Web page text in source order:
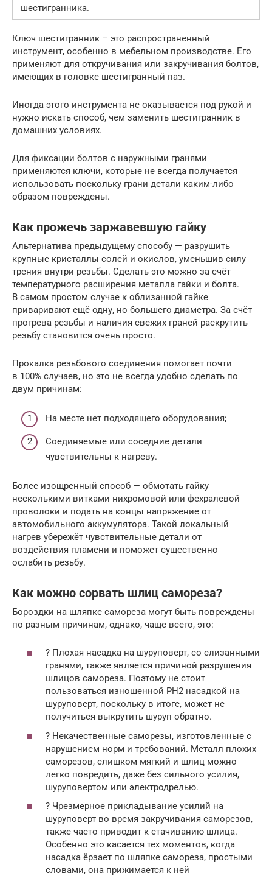
шестигранника.
Ключ шестигранник – это распространенный
инструмент, особенно в мебельном производстве. Его
применяют для откручивания или закручивания болтов,
имеющих в головке шестигранный паз.
Иногда этого инструмента не оказывается под рукой и
нужно искать способ, чем заменить шестигранник в
домашних условиях.
Для фиксации болтов с наружными гранями
применяются ключи, которые не всегда получается
использовать поскольку грани детали каким-либо
образом повреждены.
Как прожечь заржавевшую гайку
Альтернатива предыдущему способу — разрушить
крупные кристаллы солей и окислов, уменьшив силу
трения внутри резьбы. Сделать это можно за счёт
температурного расширения металла гайки и болта.
В самом простом случае к облизанной гайке
приваривают ещё одну, но большего диаметра. За счёт
прогрева резьбы и наличия свежих граней раскрутить
резьбу становится очень просто.
Прокалка резьбового соединения помогает почти
в 100% случаев, но это не всегда удобно сделать по
двум причинам:
На месте нет подходящего оборудования;
Соединяемые или соседние детали
чувствительны к нагреву.
Более изощренный способ — обмотать гайку
несколькими витками нихромовой или фехралевой
проволоки и подать на концы напряжение от
автомобильного аккумулятора. Такой локальный
нагрев убережёт чувствительные детали от
воздействия пламени и поможет существенно
ослабить резьбу.
Как можно сорвать шлиц самореза?
Бороздки на шляпке самореза могут быть повреждены
по разным причинам, однако, чаще всего, это:
? Плохая насадка на шуруповерт, со слизанными
гранями, также является причиной разрушения
шлицов самореза. Поэтому не стоит
пользоваться изношенной PH2 насадкой на
шуруповерт, поскольку в итоге, может не
получиться выкрутить шуруп обратно.
? Некачественные саморезы, изготовленные с
нарушением норм и требований. Металл плохих
саморезов, слишком мягкий и шлиц можно
легко повредить, даже без сильного усилия,
шуруповертом или электродрелью.
? Чрезмерное прикладывание усилий на
шуруповерт во время закручивания саморезов,
также часто приводит к стачиванию шлица.
Особенно это касается тех моментов, когда
насадка ёрзает по шляпке самореза, простыми
словами, она прижимается к ней